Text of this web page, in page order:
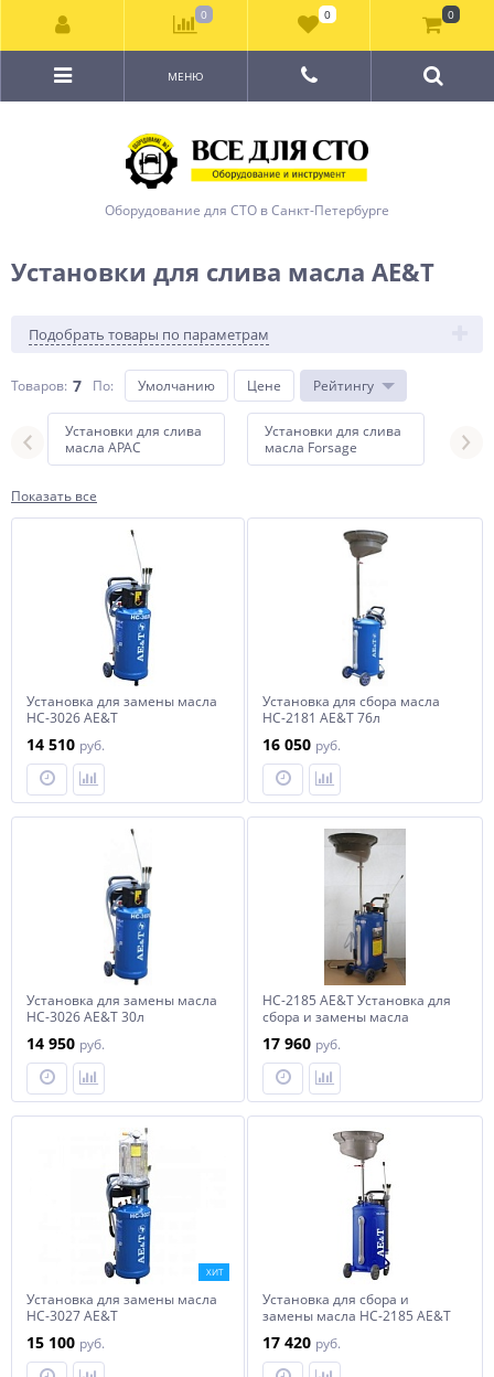
Оборудование для СТО в Санкт-Петербурге
МЕНЮ
Установки для слива масла AE&T
Подобрать товары по параметрам
Товаров: 7 По: Умолчанию Цене Рейтингу
Установки для слива
масла APAC
Установки для слива
масла Forsage
Показать все
Установка для замены масла
HC-3026 AE&T
14 510 руб.
Установка для сбора масла
HC-2181 AE&T 76л
16 050 руб.
Установка для замены масла
HC-3026 AE&T 30л
14 950 руб.
HC-2185 AE&T Установка для
сбора и замены масла
17 960 руб.
ХИТ
Установка для замены масла
HC-3027 AE&T
15 100 руб.
Установка для сбора и
замены масла HC-2185 AE&T
17 420 руб.
0 0 0